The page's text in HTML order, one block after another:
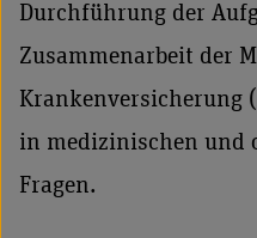
Durchführung der
Zusammenarbeit der
Krankenversicherung
in medizinischen und
Fragen.